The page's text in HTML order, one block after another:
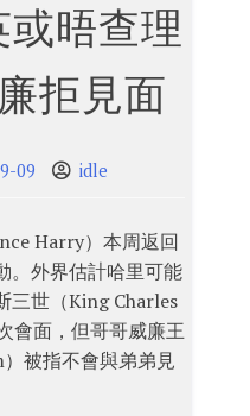
晤查理
拒見面
09 idle
Harry）本周返回
。外界估計哈里可能
三世（King Charles
會面，但哥哥威廉王
被指不會與弟弟見